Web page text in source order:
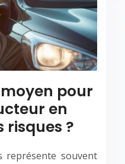
pour
en
risques ?
représente souvent